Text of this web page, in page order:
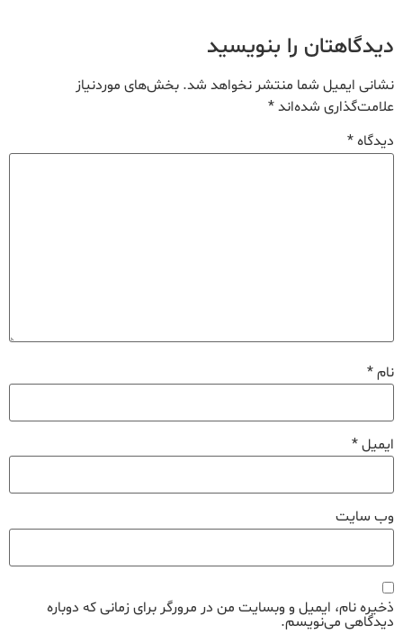
دیدگاهتان را بنویسید
نشانی ایمیل شما منتشر نخواهد شد. بخش‌های موردنیاز
علامت‌گذاری شده‌اند*
دیدگاه*
نام*
ایمیل*
وب‌ سایت
ذخیره نام، ایمیل و وبسایت من در مرورگر برای زمانی که دوباره
دیدگاهی می‌نویسم.